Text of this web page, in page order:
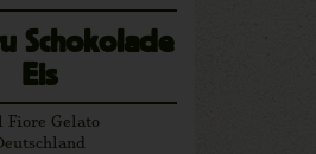
Schokolade
Eis
Fiore Gelato